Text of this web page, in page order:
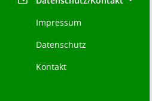
Impressum
Datenschutz
Kontakt